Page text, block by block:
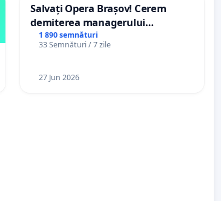
Salvați Opera Brașov! Cerem
demiterea managerului
interimar, Petrean Lucian-Marius!
1 890 semnături
33 Semnături / 7 zile
27 Jun 2026